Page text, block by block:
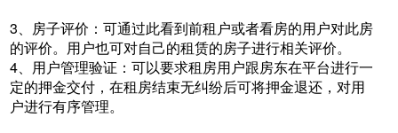
3、房子评价：可通过此看到前租户或者看房的用户对此房
的评价。用户也可对自己的租赁的房子进行相关评价。
4、用户管理验证：可以要求租房用户跟房东在平台进行一
定的押金交付，在租房结束无纠纷后可将押金退还，对用
户进行有序管理。